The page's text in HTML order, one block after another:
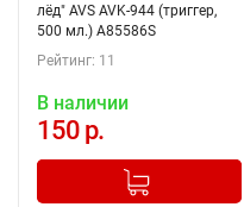
лёд" AVS AVK-944 (триггер,
500 мл.) A85586S
Рейтинг: 11
В наличии
150 р.
+
Добавлено в корзину